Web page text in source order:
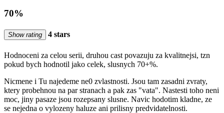
70%
Show rating 4 stars
Hodnoceni za celou serii, druhou cast povazuju za kvalitnejsi, tzn
pokud bych hodnotil jako celek, slusnych 70+%.
Nicmene i Tu najedeme ne0 zvlastnosti. Jsou tam zasadni zvraty,
ktery probehnou na par stranach a pak zas "vata". Nastesti toho neni
moc, jiny pasaze jsou rozepsany slusne. Navic hodotim kladne, ze
se nejedna o vylozeny haluze ani prilisny predvidatelnosti.